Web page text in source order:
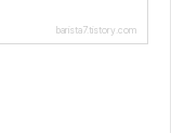
barista7.tistory.com